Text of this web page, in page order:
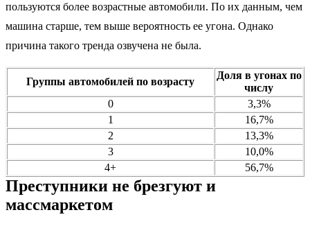
пользуются более возрастные автомобили. По их данным, чем
машина старше, тем выше вероятность ее угона. Однако
причина такого тренда озвучена не была.
Группы автомобилей по возрасту
Доля в угонах по
числу
0
3,3%
1
16,7%
2
13,3%
3
10,0%
4+
56,7%
Преступники не брезгуют и
массмаркетом